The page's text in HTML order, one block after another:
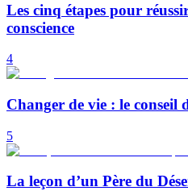
Les cinq étapes pour
conscience
4
Changer de vie : le conseil
5
La leçon d’un Père du